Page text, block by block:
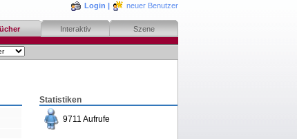
Login | neuer Benutzer
Interaktiv Szene
Statistiken
9711 Aufrufe